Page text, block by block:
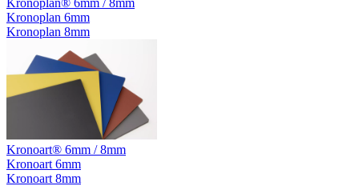
Kronoplan® 6mm / 8mm
Kronoplan 6mm
Kronoplan 8mm
Kronoart® 6mm / 8mm
Kronoart 6mm
Kronoart 8mm